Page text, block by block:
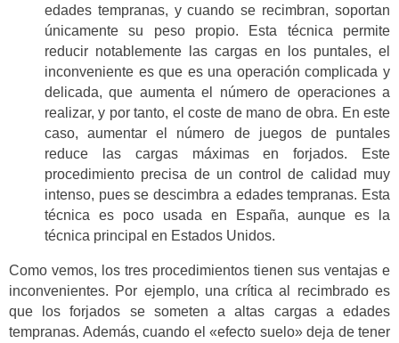
edades tempranas, y cuando se recimbran, soportan
únicamente su peso propio. Esta técnica permite
reducir notablemente las cargas en los puntales, el
inconveniente es que es una operación complicada y
delicada, que aumenta el número de operaciones a
realizar, y por tanto, el coste de mano de obra. En este
caso, aumentar el número de juegos de puntales
reduce las cargas máximas en forjados. Este
procedimiento precisa de un control de calidad muy
intenso, pues se descimbra a edades tempranas. Esta
técnica es poco usada en España, aunque es la
técnica principal en Estados Unidos.
Como vemos, los tres procedimientos tienen sus ventajas e
inconvenientes. Por ejemplo, una crítica al recimbrado es
que los forjados se someten a altas cargas a edades
tempranas. Además, cuando el «efecto suelo» deja de tener